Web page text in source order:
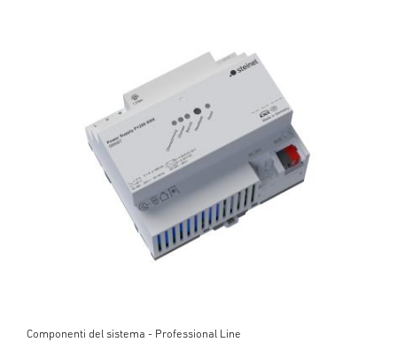
Componenti del sistema - Professional Line